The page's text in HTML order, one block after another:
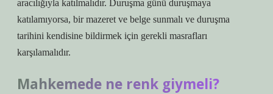
aracılığıyla katılmalıdır. Duruşma günü duruşmaya
katılamıyorsa, bir mazeret ve belge sunmalı ve duruşma
tarihini kendisine bildirmek için gerekli masrafları
karşılamalıdır.
Mahkemede ne renk giymeli?